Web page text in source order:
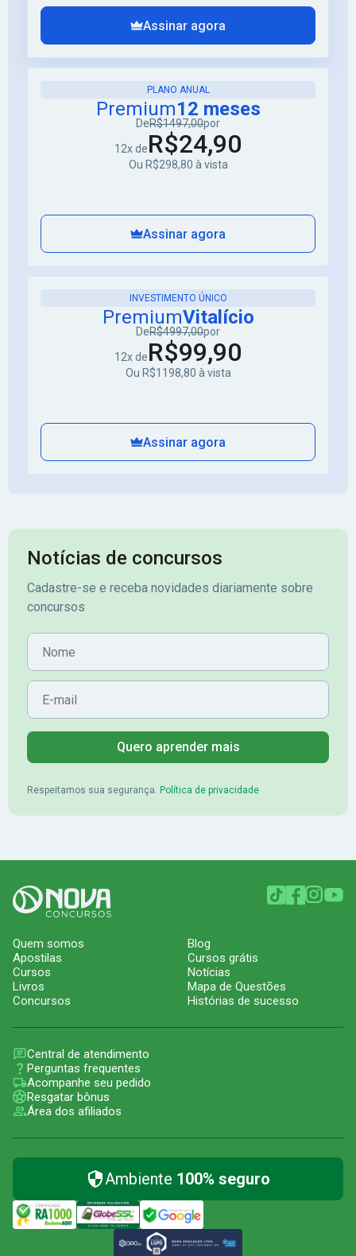
Assinar agora
PLANO ANUAL
Premium12 meses
DeR$1497,00por
12x deR$24,90
Ou R$298,80 à vista
Assinar agora
INVESTIMENTO ÚNICO
PremiumVitalício
DeR$4997,00por
12x deR$99,90
Ou R$1198,80 à vista
Assinar agora
Notícias de concursos
Cadastre-se e receba novidades diariamente sobre
concursos
Nome
E-mail
Quero aprender mais
Respeitamos sua segurança. Política de privacidade
Quem somos
Apostilas
Cursos
Livros
Concursos
Blog
Cursos grátis
Notícias
Mapa de Questões
Histórias de sucesso
Central de atendimento
Perguntas frequentes
Acompanhe seu pedido
Resgatar bônus
Área dos afiliados
Ambiente 100% seguro